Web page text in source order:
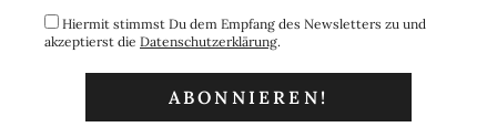
Hiermit stimmst Du dem Empfang des Newsletters zu und
akzeptierst die Datenschutzerklärung.